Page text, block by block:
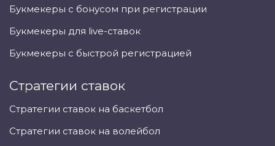
Букмекеры с бонусом при регистрации
Букмекеры для live-ставок
Букмекеры с быстрой регистрацией
Стратегии ставок
Стратегии ставок на баскетбол
Стратегии ставок на волейбол